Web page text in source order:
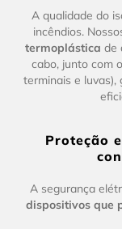
A qualidade do
incêndios.
termoplástica de
cabo, junto com
terminais e luvas),
Proteção
A segurança
dispositivos que